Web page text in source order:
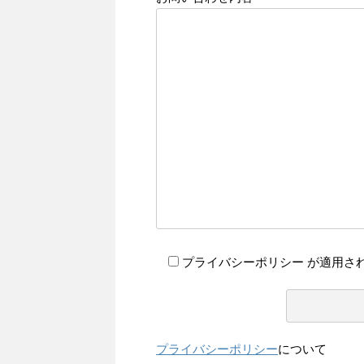
プライバシーポリシー が適用さ
プライバシーポリシーについて